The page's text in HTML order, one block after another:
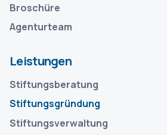
Broschüre
Agenturteam
Leistungen
Stiftungsberatung
Stiftungsgründung
Stiftungsverwaltung